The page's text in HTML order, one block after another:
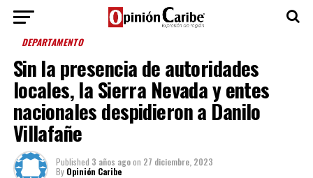
DEPARTAMENTO
Sin la presencia de autoridades
locales, la Sierra Nevada y entes
nacionales despidieron a Danilo
Villafañe
Published 3 años agoon 27 diciembre, 2023
By Opinión Caribe